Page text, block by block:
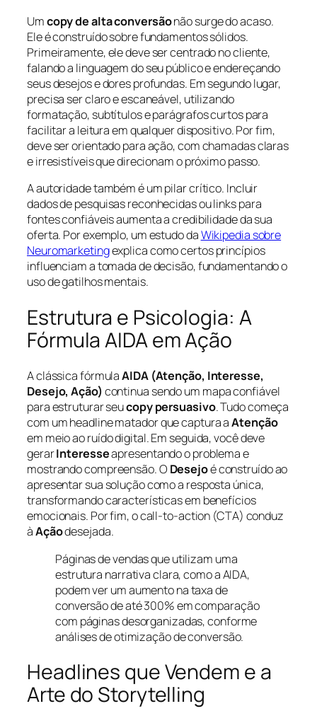
Umcopy de alta conversãonão surge do acaso.
Ele é construído sobre fundamentos sólidos.
Primeiramente, ele deve ser centrado no cliente,
falando a linguagem do seu público e endereçando
seus desejos e dores profundas. Em segundo lugar,
precisa ser claro e escaneável, utilizando
formatação, subtítulos e parágrafos curtos para
facilitar a leitura em qualquer dispositivo. Por fim,
deve ser orientado para ação, com chamadas claras
e irresistíveis que direcionam o próximo passo.
A autoridade também é um pilar crítico. Incluir
dados de pesquisas reconhecidas ou links para
fontes confiáveis aumenta a credibilidade da sua
oferta. Por exemplo, um estudo daWikipedia sobre
Neuromarketingexplica como certos princípios
influenciam a tomada de decisão, fundamentando o
uso de gatilhos mentais.
Estrutura e Psicologia: A
Fórmula AIDA em Ação
A clássica fórmulaAIDA (Atenção, Interesse,
Desejo, Ação) continua sendo um mapa confiável
para estruturar seucopy persuasivo. Tudo começa
com umheadlinematador que captura aAtenção
em meio ao ruído digital. Em seguida, você deve
gerarInteresseapresentando o problema e
mostrando compreensão. O Desejoé construído ao
apresentar sua solução como a resposta única,
transformando características em benefícios
emocionais. Por fim, o call-to-action (CTA) conduz
àAçãodesejada.
Páginas de vendas que utilizam uma
estrutura narrativa clara, como a AIDA,
podem ver um aumento na taxa de
conversão de até 300% em comparação
com páginas desorganizadas, conforme
análises de otimização de conversão.
Headlines que Vendem e a
Arte do Storytelling